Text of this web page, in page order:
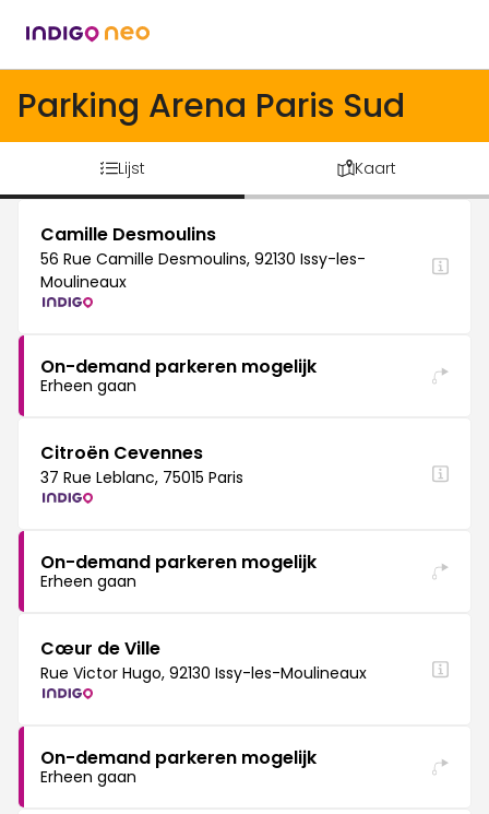
Parking Arena Paris Sud
Lijst Kaart
Camille Desmoulins
56 Rue Camille Desmoulins, 92130 Issy-les-
Moulineaux
On-demand parkeren mogelijk
Erheen gaan
Citroën Cevennes
37 Rue Leblanc, 75015 Paris
On-demand parkeren mogelijk
Erheen gaan
Cœur de Ville
Rue Victor Hugo, 92130 Issy-les-Moulineaux
On-demand parkeren mogelijk
Erheen gaan